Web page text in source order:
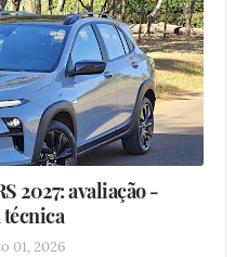
2027: avaliação -
01, 2026